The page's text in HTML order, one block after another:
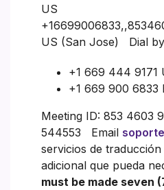
US
US (San Jose) Dial
+1 669 444 9171
+1 669 900 6833
Meeting ID: 853 4603
544553 Email
servicios de
adicional que pueda
must be made seven